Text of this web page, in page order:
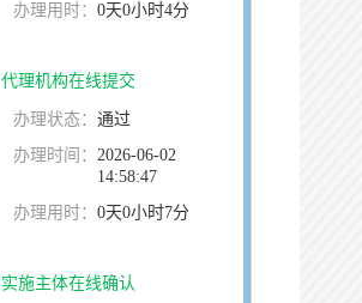
办理用时： 0天0小时4分
代理机构在线提交
办理状态： 通过
办理时间： 2026-06-02
14:58:47
办理用时： 0天0小时7分
实施主体在线确认